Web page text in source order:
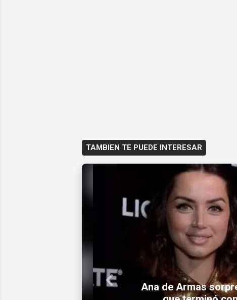
TAMBIEN TE PUEDE INTERESAR
Previous